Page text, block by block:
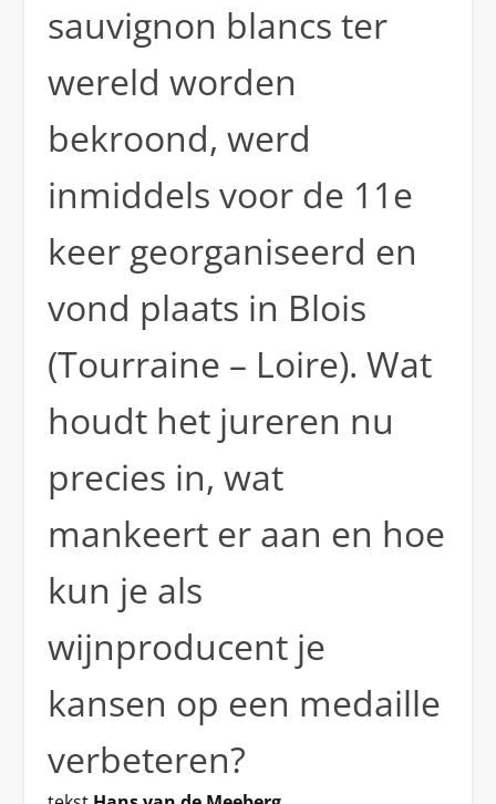
sauvignon blancs ter
wereld worden
bekroond, werd
inmiddels voor de 11e
keer georganiseerd en
vond plaats in Blois
(Tourraine – Loire). Wat
houdt het jureren nu
precies in, wat
mankeert er aan en hoe
kun je als
wijnproducent je
kansen op een medaille
verbeteren?